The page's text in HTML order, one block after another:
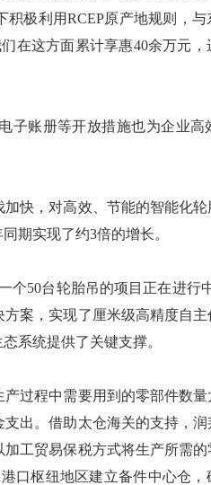
极利用RCEP原产地规则，
在这方面累计享惠40余万元
账册等开放措施也为企业高
，对高效、节能的智能化轮
期实现了约3倍的增长。
50台轮胎吊的项目正在进行
案，实现了厘米级高精度自
系统提供了关键支撑。
程中需要用到的零部件数量
出。借助太仓海关的支持，
工贸易保税方式将生产所需的
口枢纽地区建立备件中心仓